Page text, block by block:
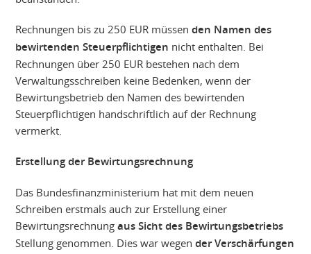
Rechnungen bis zu 250 EUR müssenden Namen des
bewirtenden Steuerpflichtigen nicht enthalten. Bei
Rechnungen über 250 EUR bestehen nach dem
Verwaltungsschreiben keine Bedenken, wenn der
Bewirtungsbetrieb den Namen des bewirtenden
Steuerpflichtigen handschriftlich auf der Rechnung
vermerkt.
Erstellung der Bewirtungsrechnung
Das Bundesfinanzministerium hat mit dem neuen
Schreiben erstmals auch zur Erstellung einer
Bewirtungsrechnungaus Sicht des Bewirtungsbetriebs
Stellung genommen. Dies war wegender Verschärfungen